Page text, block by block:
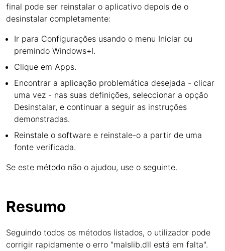
final pode ser reinstalar o aplicativo depois de o
desinstalar completamente:
Ir para Configurações usando o menu Iniciar ou
premindo Windows+I.
Clique em Apps.
Encontrar a aplicação problemática desejada - clicar
uma vez - nas suas definições, seleccionar a opção
Desinstalar, e continuar a seguir as instruções
demonstradas.
Reinstale o software e reinstale-o a partir de uma
fonte verificada.
Se este método não o ajudou, use o seguinte.
Resumo
Seguindo todos os métodos listados, o utilizador pode
corrigir rapidamente o erro "malslib.dll está em falta".